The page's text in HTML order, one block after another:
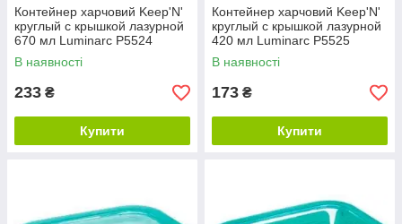
Контейнер харчовий Keep'N'
круглый с крышкой лазурной
670 мл Luminarc P5524
В наявності
233 ₴
Купити
Контейнер харчовий Keep'N'
круглый с крышкой лазурной
420 мл Luminarc P5525
В наявності
173 ₴
Купити